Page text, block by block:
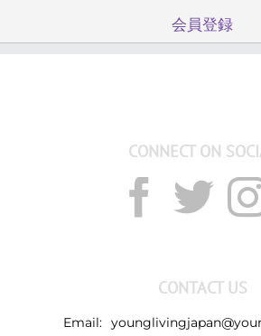
会員登録
CONNECT ON
CONTACT US
Email: